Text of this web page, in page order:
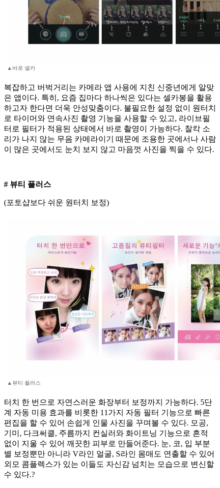
▲바로 셀카
복잡하고 버벅거리는 카메라 앱 사용에 지친 신중년에게 알맞
은 앱이다. 특히, 요즘 집마다 하나씩은 있다는 셀카봉을 활용
하고자 한다면 더욱 안성맞춤이다. 불필요한 설정 없이 원터치
로 타이머와 연속사진 촬영 기능을 사용할 수 있고, 라이브필
터로 필터가 적용된 상태에서 바로 촬영이 가능하다. 찰칵 소
리가 나지 않는 무음 카메라이기 때문에 조용한 곳에서나 사람
이 많은 곳에서도 눈치 보지 않고 마음껏 사진을 찍을 수 있다.
# 뷰티 플러스
(포토샵보다 쉬운 원터치 보정)
▲뷰티 플러스
터치 한 번으로 자연스러운 화장부터 보정까지 가능하다. 5단
계 자동 미용 효과를 비롯한 11가지 자동 필터 기능으로 빠른
편집을 할 수 있어 손쉽게 인물 사진을 꾸며볼 수 있다. 모공,
기미, 다크써클, 주름까지 컨실러와 화이트닝 기능으로 흔적
없이 지울 수 있어 깨끗한 피부로 만들어준다. 눈, 코, 입 부분
별 보정뿐만 아니라 V라인 얼굴, S라인 몸매도 연출할 수 있어
외모 콤플렉스가 있는 이들도 자신감 넘치는 모습으로 변신할
수 있다.?